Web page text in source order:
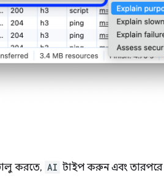
করতে, AI টাইপ করুন এবং তারপরে